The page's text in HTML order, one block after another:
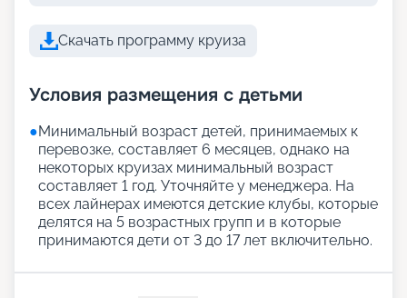
Скачать программу круиза
Условия размещения с детьми
●Минимальный возраст детей, принимаемых к
перевозке, составляет 6 месяцев, однако на
некоторых круизах минимальный возраст
составляет 1 год. Уточняйте у менеджера. На
всех лайнерах имеются детские клубы, которые
делятся на 5 возрастных групп и в которые
принимаются дети от 3 до 17 лет включительно.